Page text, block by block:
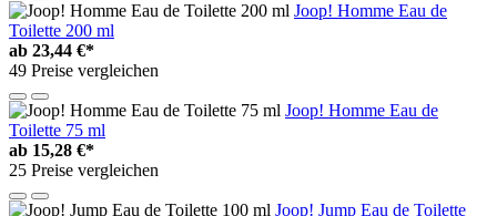
Joop! Homme Eau de
Toilette 200 ml
ab 23,44 €*
49 Preise vergleichen
Joop! Homme Eau de
Toilette 75 ml
ab 15,28 €*
25 Preise vergleichen
Joop! Jump Eau de Toilette